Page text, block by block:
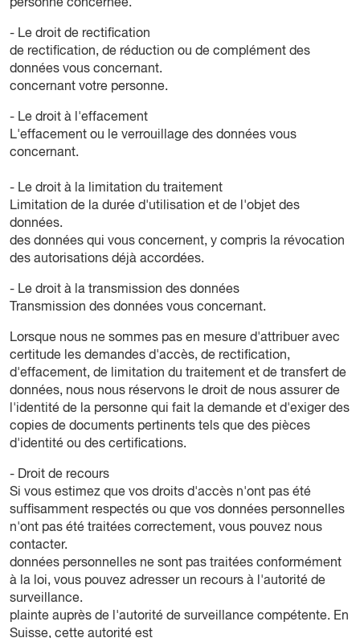
personne concernée.
- Le droit de rectification
de rectification, de réduction ou de complément des
données vous concernant.
concernant votre personne.
- Le droit à l'effacement
L'effacement ou le verrouillage des données vous
concernant.
- Le droit à la limitation du traitement
Limitation de la durée d'utilisation et de l'objet des
données.
des données qui vous concernent, y compris la révocation
des autorisations déjà accordées.
- Le droit à la transmission des données
Transmission des données vous concernant.
Lorsque nous ne sommes pas en mesure d'attribuer avec
certitude les demandes d'accès, de rectification,
d'effacement, de limitation du traitement et de transfert de
données, nous nous réservons le droit de nous assurer de
l'identité de la personne qui fait la demande et d'exiger des
copies de documents pertinents tels que des pièces
d'identité ou des certifications.
- Droit de recours
Si vous estimez que vos droits d'accès n'ont pas été
suffisamment respectés ou que vos données personnelles
n'ont pas été traitées correctement, vous pouvez nous
contacter.
données personnelles ne sont pas traitées conformément
à la loi, vous pouvez adresser un recours à l'autorité de
surveillance.
plainte auprès de l'autorité de surveillance compétente. En
Suisse, cette autorité est